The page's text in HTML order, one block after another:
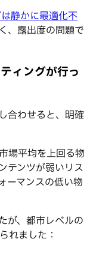
静かに最適化不
、露出度の問題で
ィングが行っ
合わせると、明確
場平均を上回る物
テンツが弱いリス
ーマンスの低い物
が、都市レベルの
れました：